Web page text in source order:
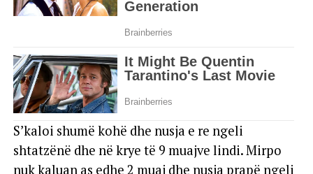
S’kaloi shumë kohë dhe nusja e re ngeli
shtatzënë dhe në krye të 9 muajve lindi. Mirpo
nuk kaluan as edhe 2 muaj dhe nusja prapë ngeli